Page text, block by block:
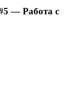
— Работа с